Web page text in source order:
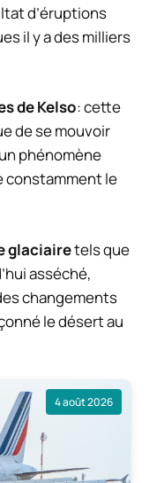
d’éruptions
il y a des milliers
de Kelso: cette
de se mouvoir
phénomène
constamment le
glaciairetels que
asséché,
changements
le désert au
4 août 2026